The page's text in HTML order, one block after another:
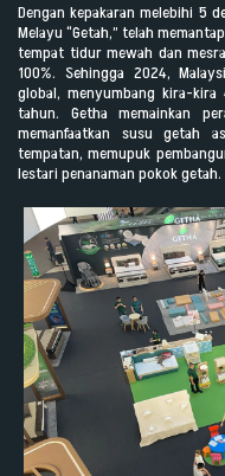
Dengan kepakaran melebihi 5
Melayu “Getah,” telah
tempat tidur mewah dan
100%. Sehingga 2024,
global, menyumbang kira-
tahun. Getha memainkan
memanfaatkan susu getah
tempatan, memupuk
lestari penanaman pokok getah.